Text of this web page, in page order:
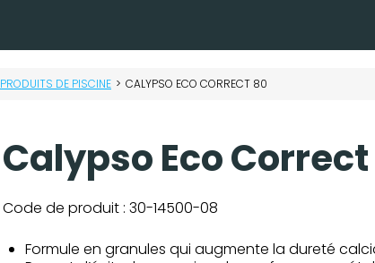
PRODUITS DE PISCINE > CALYPSO ECO CORRECT 80
Calypso Eco
Code de produit : 30-14500-08
Formule en granules qui augmente la dureté